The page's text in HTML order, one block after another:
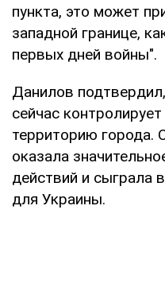
пункта, это может
западной границе,
первых дней войны".
Данилов
сейчас
территорию города.
оказала
действий и сыграла
для Украины.